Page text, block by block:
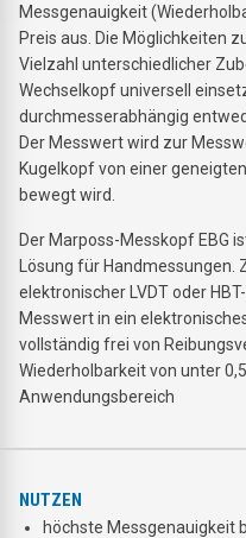
Messgenauigkeit
Preis aus. Die Möglichkeiten
Vielzahl unterschiedlicher
Wechselkopf universell
durchmesserabhängig
Der Messwert wird zur
Kugelkopf von einer
bewegt wird.
Der Marposs-Messkopf EBG
Lösung für Handmessungen.
elektronischer LVDT oder
Messwert in ein
vollständig frei von
Wiederholbarkeit von unter
Anwendungsbereich
NUTZEN
höchste Messgenauigkeit